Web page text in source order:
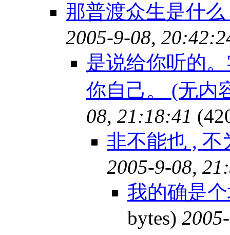
那普渡众生是什
2005-9-08,
是说给你听的
你自己。 (无内
08, 21:18:41
非不能也 ,
2005-9-08,
我的确是
bytes)